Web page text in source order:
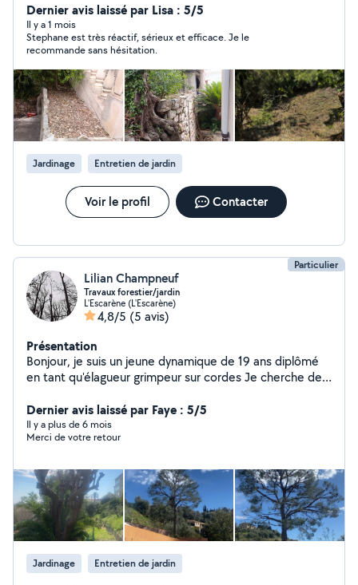
débroussaillages et tout autre tâches dans vos espaces
verts. Dynamique, consciencieux et à l'écoute de notre
clientèle ont va savoir vous conseiller et diriger dans vos
choix tout au long de votre chantier. Nous réalisons les
entretiens de jardin,taille de haies et On réalise les
débroussaillage de vos terrains.
Dernier avis laissé par Lisa : 5/5
Il y a 1 mois
Stephane est très réactif, sérieux et efficace. Je le
recommande sans hésitation.
Jardinage Entretien de jardin
Voir le profil Contacter
Particulier
Lilian Champneuf
Travaux forestier/jardin
L'Escarène (L'Escarène)
4,8/5 (5 avis)
Présentation
Bonjour, je suis un jeune dynamique de 19 ans diplômé
en tant qu'élagueur grimpeur sur cordes Je cherche des
arbres Vous conseiller sur la taille de vos arbres Tailler
vos arbres Taille de bois morts
Dernier avis laissé par Faye : 5/5
Il y a plus de 6 mois
Merci de votre retour
Jardinage Entretien de jardin